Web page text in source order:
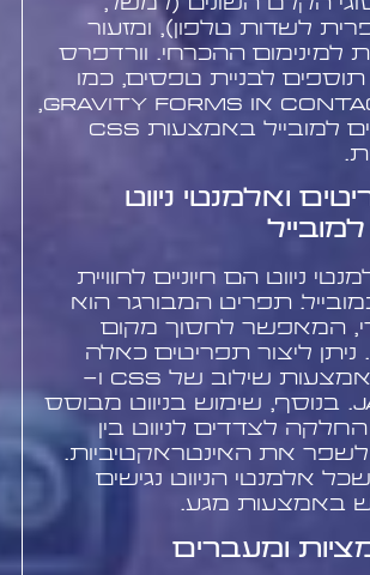
לשדות טלפון), ומזעור
ההכרחי. וורדפרס
לבניית טפסים, כמו
Contact Form 7 או Gravity Forms,
שניתן להתאים למובייל באמצעות CSS
ואלמנטי ניווט
ניווט הם חיוניים לחוויית
תפריט המבורגר הוא
המאפשר לחסוך מקום
ליצור תפריטים כאלה
בוורדפרס באמצעות שילוב של CSS ו-
JavaScript. בנוסף, שימוש בניווט מבוסס
לצדדים לניווט בין
לשפר את האינטראקטיביות.
אלמנטי הניווט נגישים
באמצעות מגע.
ומעברים